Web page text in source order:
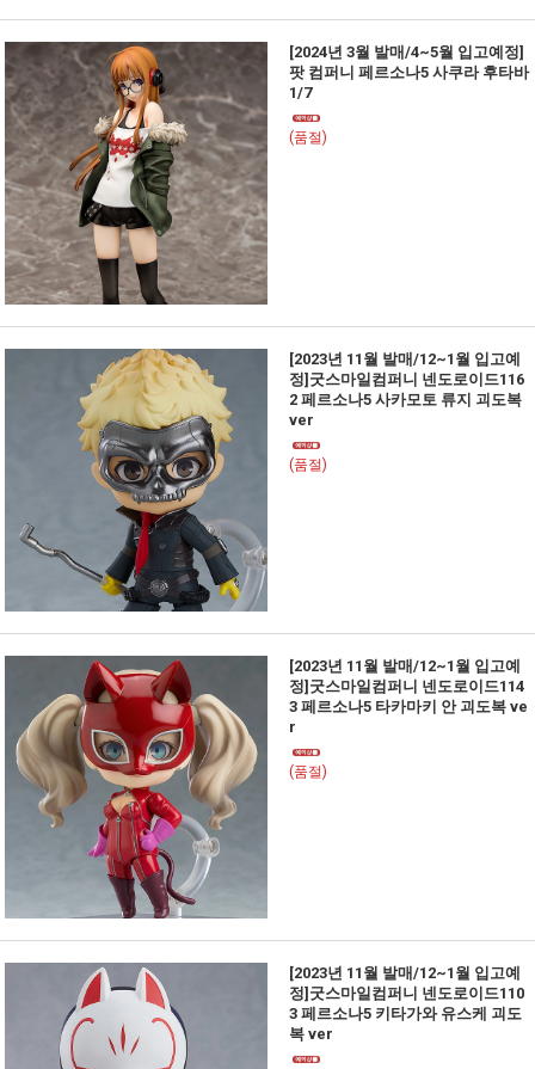
[2024년 3월 발매/4~5월 입고예정]
팟 컴퍼니 페르소나5 사쿠라 후타바
1/7
(품절)
[2023년 11월 발매/12~1월 입고예
정]굿스마일컴퍼니 넨도로이드116
2 페르소나5 사카모토 류지 괴도복
ver
(품절)
[2023년 11월 발매/12~1월 입고예
정]굿스마일컴퍼니 넨도로이드114
3 페르소나5 타카마키 안 괴도복 ve
r
(품절)
[2023년 11월 발매/12~1월 입고예
정]굿스마일컴퍼니 넨도로이드110
3 페르소나5 키타가와 유스케 괴도
복 ver